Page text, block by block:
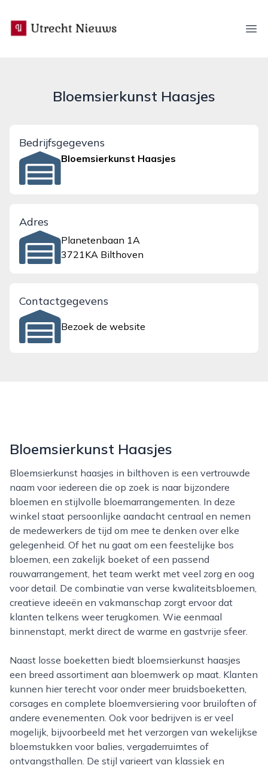
utrecht-nieuws.nl
Bloemsierkunst Haasjes
Bedrijfsgegevens
Bloemsierkunst Haasjes
Adres
Planetenbaan 1A
3721KA Bilthoven
Contactgegevens
Bezoek de website
Bloemsierkunst Haasjes
Bloemsierkunst haasjes in bilthoven is een vertrouwde
naam voor iedereen die op zoek is naar bijzondere
bloemen en stijlvolle bloemarrangementen. In deze
winkel staat persoonlijke aandacht centraal en nemen
de medewerkers de tijd om mee te denken over elke
gelegenheid. Of het nu gaat om een feestelijke bos
bloemen, een zakelijk boeket of een passend
rouwarrangement, het team werkt met veel zorg en oog
voor detail. De combinatie van verse kwaliteitsbloemen,
creatieve ideeën en vakmanschap zorgt ervoor dat
klanten telkens weer terugkomen. Wie eenmaal
binnenstapt, merkt direct de warme en gastvrije sfeer.
Naast losse boeketten biedt bloemsierkunst haasjes
een breed assortiment aan bloemwerk op maat. Klanten
kunnen hier terecht voor onder meer bruidsboeketten,
corsages en complete bloemversiering voor bruiloften of
andere evenementen. Ook voor bedrijven is er veel
mogelijk, bijvoorbeeld met het verzorgen van wekelijkse
bloemstukken voor balies, vergaderruimtes of
ontvangsthallen. De stijl varieert van klassiek en